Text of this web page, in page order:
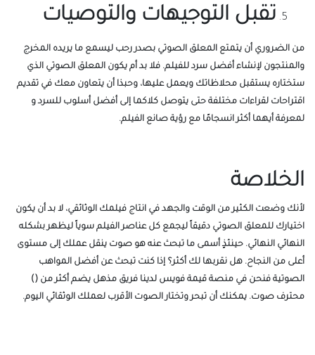
تقبل التوجيهات والتوصيات
من الضروري أن يتمتع المعلق الصوتي بصدر رحب ليسمع ما يريده المخرج
والمنتجون لإنشاء أفضل سرد للفيلم. فلا بد أم يكون المعلق الصوتي الذي
ستختاره يستقبل محلاظاتك ويعمل عليها، وحبذا أن يتعاون معك في تقديم
اقتراحات لقراءات مختلفة حتى يتوصل كلاكما إلى أفضل أسلوب للسرد و
لمعرفة أيهما أكثر انسجامًا مع رؤية صانع الفيلم.
الخلاصة
لأنك وضعت الكثير من الوقت والجهد في انتاج فيلمك الوثائقي، لا بد أن يكون
اختيارك للمعلق الصوتي دقيقاً ليجمع كل عناصر الفيلم سوياً ليظهر بشكله
النهائي النهائي. حينئذٍ أسمى ما تبحث عنه هو صوت ينقل عملك إلى مستوى
أعلى من النجاح. هل نقربها لك أكثر؟ إذا كنت تبحث عن أفضل المواهب
الصوتية فنحن في منصة قيمة فويس لدينا فريق مذهل يضم أكثر من ()
محترف صوت. يمكنك أن تبحر وتختار الصوت الأقرب لعملك الوثقائي اليوم.